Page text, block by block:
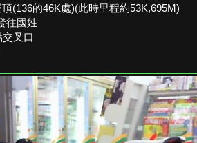
(136的46K處)(此時里程約53K,695M)
往國姓
叉口